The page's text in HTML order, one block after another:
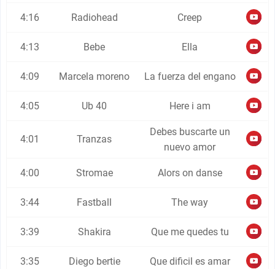
4:16 Radiohead Creep
4:13 Bebe Ella
4:09 Marcela moreno La fuerza del engano
4:05 Ub 40 Here i am
4:01 Tranzas
Debes buscarte un
nuevo amor
4:00 Stromae Alors on danse
3:44 Fastball The way
3:39 Shakira Que me quedes tu
3:35 Diego bertie Que dificil es amar